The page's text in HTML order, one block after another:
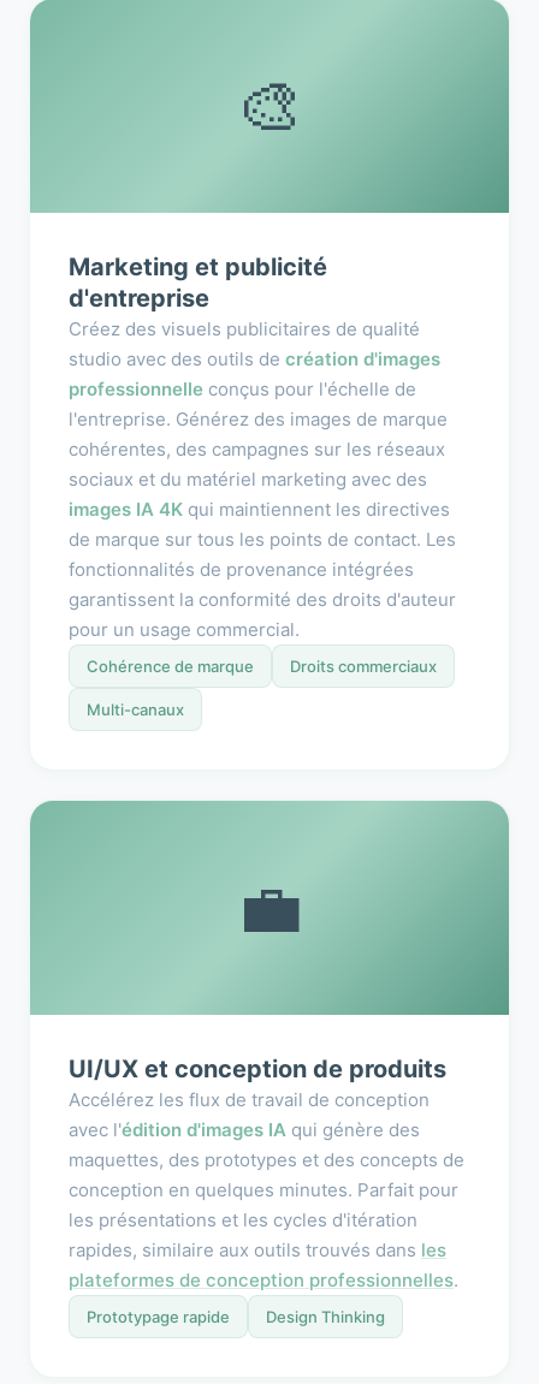
🎨
Marketing et publicité
d'entreprise
Créez des visuels publicitaires de qualité
studio avec des outils de création d'images
professionnelle conçus pour l'échelle de
l'entreprise. Générez des images de marque
cohérentes, des campagnes sur les réseaux
sociaux et du matériel marketing avec des
images IA 4K qui maintiennent les directives
de marque sur tous les points de contact. Les
fonctionnalités de provenance intégrées
garantissent la conformité des droits d'auteur
pour un usage commercial.
Cohérence de marque Droits commerciaux
Multi-canaux
💼
UI/UX et conception de produits
Accélérez les flux de travail de conception
avec l'édition d'images IA qui génère des
maquettes, des prototypes et des concepts de
conception en quelques minutes. Parfait pour
les présentations et les cycles d'itération
rapides, similaire aux outils trouvés dans les
plateformes de conception professionnelles.
Prototypage rapide Design Thinking